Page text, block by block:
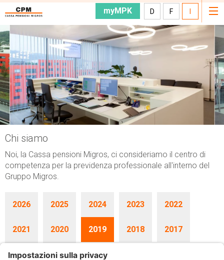
D F
myMPK
Chi siamo
Noi, la Cassa pensioni Migros, ci consideriamo il centro di
competenza per la previdenza professionale all'interno del
Gruppo Migros.
2026 2025 2024 2023 2022
2021 2020 2019 2018 2017
2016 2015